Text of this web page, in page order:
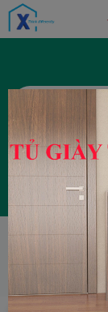
T
M
I
M
Đăng ký
HOME
Con Sói Lửa